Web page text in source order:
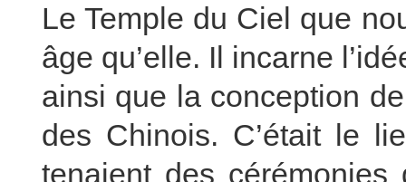
Le Temple du Ciel que
âge qu’elle. Il incarne
ainsi que la conception
des Chinois. C’était le
tenaient des